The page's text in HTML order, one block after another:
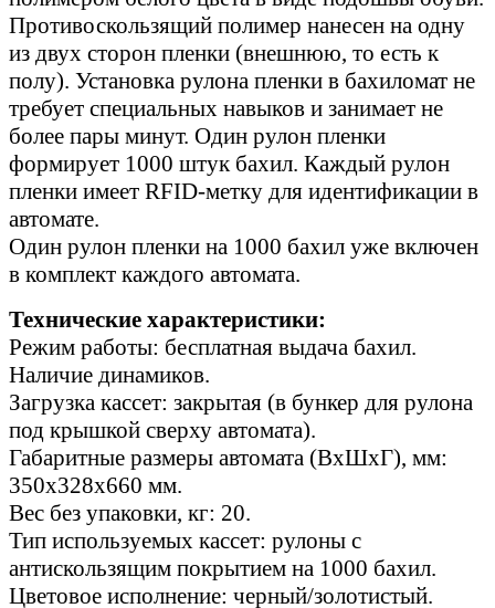
Противоскользящий полимер нанесен на одну
из двух сторон пленки (внешнюю, то есть к
полу). Установка рулона пленки в бахиломат не
требует специальных навыков и занимает не
более пары минут. Один рулон пленки
формирует 1000 штук бахил. Каждый рулон
пленки имеет RFID-метку для идентификации в
автомате.
Один рулон пленки на 1000 бахил уже включен
в комплект каждого автомата.
Технические характеристики:
Режим работы: бесплатная выдача бахил.
Наличие динамиков.
Загрузка кассет: закрытая (в бункер для рулона
под крышкой сверху автомата).
Габаритные размеры автомата (ВхШхГ), мм:
350х328х660 мм.
Веc без упаковки, кг: 20.
Тип используемых кассет: рулоны с
антискользящим покрытием на 1000 бахил.
Цветовое исполнение: черный/золотистый.